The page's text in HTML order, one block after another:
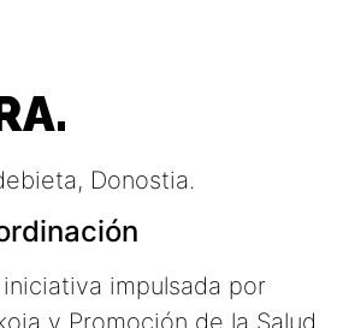
Donostia.
impulsada por